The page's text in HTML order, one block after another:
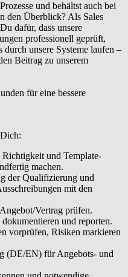
und behältst auch bei
den Überblick? Als Sales
dafür, dass unsere
professionell geprüft,
unsere Systeme laufen –
Beitrag zu unserem
für eine bessere
und Template-
machen.
der Qualifizierung und
mit den
Vertrag prüfen.
und reporten.
vorprüfen, Risiken markieren
(DE/EN) für Angebots- und